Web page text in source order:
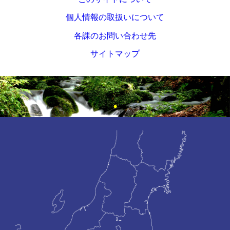
個人情報の取扱いについて
各課のお問い合わせ先
サイトマップ